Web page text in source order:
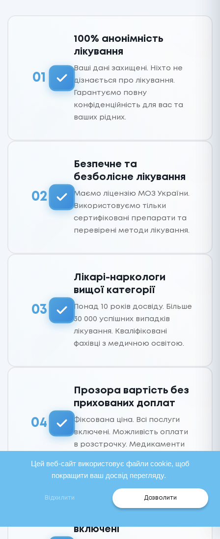
Цей веб-сайт використовує файли cookie, щоб
покращити ваш досвід перегляду.
Відхилити Дозволити
01
100% анонімність
лікування
Ваші дані захищені. Ніхто не
дізнається про лікування.
Гарантуємо повну
конфіденційність для вас та
ваших рідних.
02
Безпечне та
безболісне лікування
Маємо ліцензію МОЗ України.
Використовуємо тільки
сертифіковані препарати та
перевірені методи лікування.
03
Лікарі-наркологи
вищої категорії
Понад 10 років досвіду. Більше
30 000 успішних випадків
лікування. Кваліфіковані
фахівці з медичною освітою.
04
Прозора вартість без
прихованих доплат
Фіксована ціна. Всі послуги
включені. Можливість оплати
в розстрочку. Медикаменти
Виїзд лікаря додому -
включені